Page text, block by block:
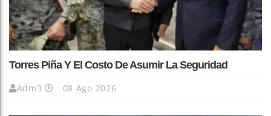
Torres Piña Y El Costo De Asumir La Seguridad
Adm3 08 Ago 2026